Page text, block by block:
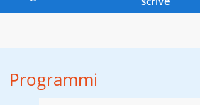
Programmi